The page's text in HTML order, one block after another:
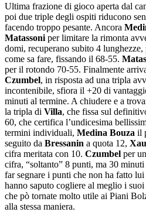
Ultima frazione di gioco aperta dal
poi due triple degli ospiti riducono
facendo troppo pesante. Ancora
Matassoni per limitare la rimonta
domi, recuperano subito 4 lunghezze,
come sa fare, fissando il 68-55.
per il rotondo 70-55. Finalmente
Czumbel, in risposta ad una tripla
incontenibile, sfiora il +20 di
minuti al termine. A chiudere e a
la tripla di Villa, che fissa sul
60, che certifica l’undicesima
termini individuali, Medina Bouza il
seguito da Bressanin a quota 12,
cifra meritata con 10. Czumbel per
cifra, “soltanto” 8 punti, ma 30
far segnare i punti che non ha fatto
hanno saputo cogliere al meglio i suoi
che pò tornate molto utile ai Piani
alla stessa maniera.